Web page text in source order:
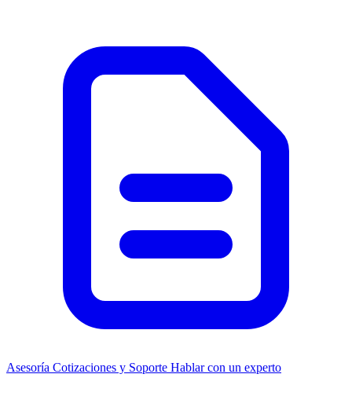
Asesoría Cotizaciones y Soporte Hablar con un experto